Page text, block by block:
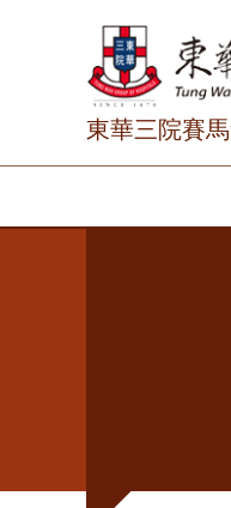
東華三院賽